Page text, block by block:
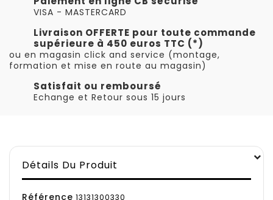
VISA - MASTERCARD
Livraison OFFERTE pour toute commande
supérieure à 450 euros TTC (*)
ou en magasin click and service (montage,
formation et mise en route au magasin)
Satisfait ou remboursé
Echange et Retour sous 15 jours
Détails Du Produit
Référence 13131300330